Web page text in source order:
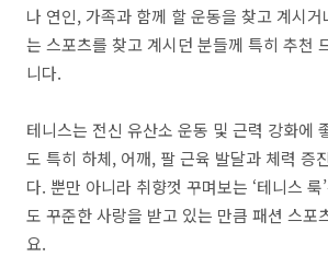
나 연인, 가족과 함께 할 운동을 찾고 계시거
는 스포츠를 찾고 계시던 분들께 특히 추천
니다.
테니스는 전신 유산소 운동 및 근력 강화에
도 특히 하체, 어깨, 팔 근육 발달과 체력 증
다. 뿐만 아니라 취향껏 꾸며보는 ‘테니스 룩
도 꾸준한 사랑을 받고 있는 만큼 패션 스포
요.